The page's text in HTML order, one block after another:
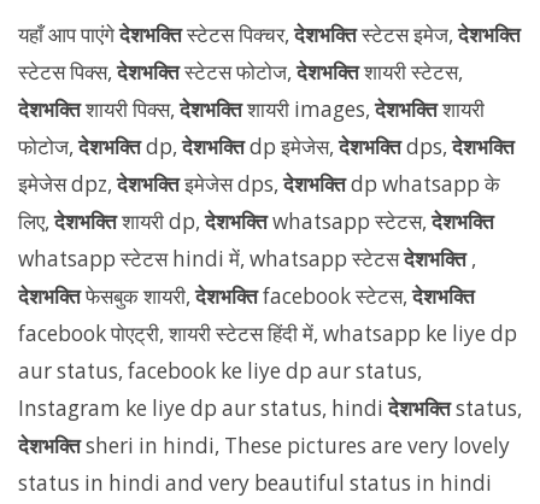
यहाँ आप पाएंगेदेशभक्तिस्टेटस पिक्चर,देशभक्तिस्टेटस इमेज,देशभक्ति
स्टेटस पिक्स,देशभक्तिस्टेटस फोटोज,देशभक्तिशायरी स्टेटस,
देशभक्तिशायरी पिक्स,देशभक्तिशायरी images,देशभक्तिशायरी
फोटोज,देशभक्तिdp,देशभक्तिdp इमेजेस,देशभक्तिdps,देशभक्ति
इमेजेस dpz,देशभक्तिइमेजेस dps,देशभक्तिdp whatsapp के
लिए,देशभक्तिशायरी dp,देशभक्तिwhatsapp स्टेटस,देशभक्ति
whatsapp स्टेटस hindi में, whatsapp स्टेटसदेशभक्ति,
देशभक्तिफेसबुक शायरी,देशभक्तिfacebook स्टेटस,देशभक्ति
facebook पोएट्री, शायरी स्टेटस हिंदी में, whatsapp ke liye dp
aur status, facebook ke liye dp aur status,
Instagram ke liye dp aur status, hindiदेशभक्तिstatus,
देशभक्तिsheri in hindi, These pictures are very lovely
status in hindi and very beautiful status in hindi